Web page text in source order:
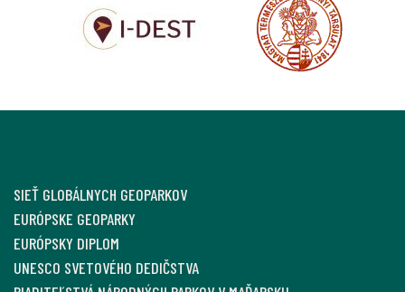
SIEŤ GLOBÁLNYCH GEOPARKOV
EURÓPSKE GEOPARKY
EURÓPSKY DIPLOM
UNESCO SVETOVÉHO DEDIČSTVA